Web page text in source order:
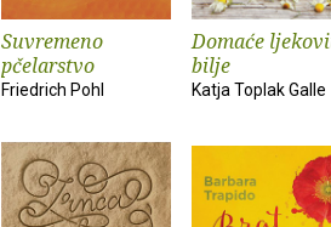
Suvremeno
pčelarstvo
Friedrich Pohl
Domaće
bilje
Katja Toplak Galle